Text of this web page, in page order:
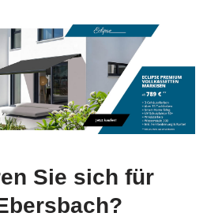
Sie sich für